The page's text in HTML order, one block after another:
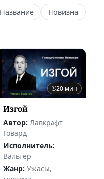
Название
Новизна
20 мин
Изгой
Автор: Лавкрафт
Говард
Исполнитель:
Вальтер
Жанр: Ужасы,